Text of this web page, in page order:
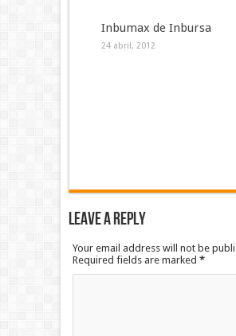
Inbumax de Inbursa
24 abril, 2012
Leave a Reply
Your email address will not be
Required fields are marked *